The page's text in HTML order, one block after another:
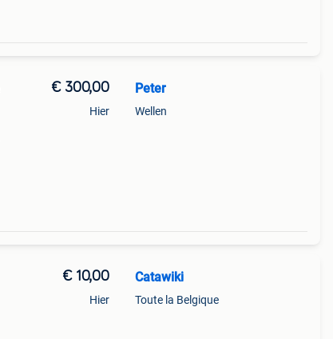
€ 300,00
Hier
Peter
Wellen
€ 10,00
Hier
Catawiki
Toute la Belgique